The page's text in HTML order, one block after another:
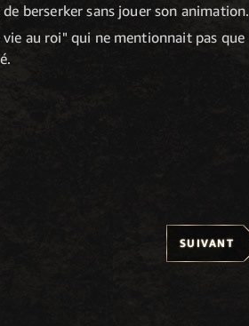
berserker sans jouer son animation.
au roi" qui ne mentionnait pas que
SUIVANT